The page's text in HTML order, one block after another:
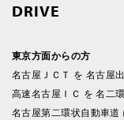
DRIVE
東京方面からの方
名古屋ＪＣＴ を 名古屋
高速名古屋ＩＣ を 名二
名古屋第二環状自動車道